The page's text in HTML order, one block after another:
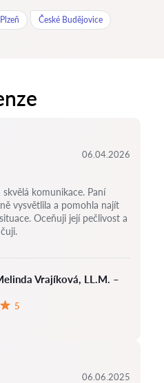
Plzeň České Budějovice
Vrajíková, LL.M. –
5
06.04.2026
komunikace. Paní
vysvětlila a pomohla najít
Oceňuji její pečlivost a
06.06.2025